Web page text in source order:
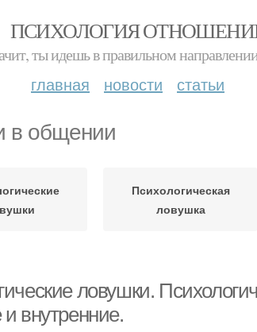
ПСИХОЛОГИЯ
ты идешь в правильном
главная новости статьи
в общении
Психологическая
ловушка
ловушки.
внутренние.